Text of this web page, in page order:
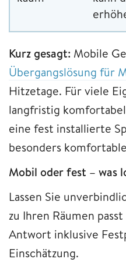
Kurz gesagt: Mobile
Übergangslösung für
Hitzetage. Für viele
langfristig
eine fest installierte
besonders
Mobil oder fest – was
Lassen Sie
zu Ihren Räumen
Antwort inklusive
Einschätzung.